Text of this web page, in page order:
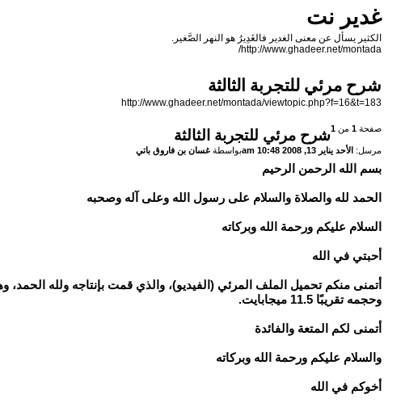
غدير نت
الكثير يسأل عن معنى الغدير فالغَدِيرُ هو النهر الصَّغير.
http://www.ghadeer.net/montada/
شرح مرئي للتجربة الثالثة
http://www.ghadeer.net/montada/viewtopic.php?f=16&t=183
صفحة1 من1شرح مرئي للتجربة الثالثة
مرسل:الأحد يناير 13, 2008 10:48 am بواسطةغسان بن فاروق باتي
بسم الله الرحمن الرحيم
الحمد لله والصلاة والسلام على رسول الله وعلى آله وصحبه
السلام عليكم ورحمة الله وبركاته
أحبتي في الله
أتمنى منكم تحميل الملف المرئي (الفيديو)، والذي قمت بإنتاجه ولله الحمد،
وحجمه تقريبًا 11.5 ميجابايت.
أتمنى لكم المتعة والفائدة
والسلام عليكم ورحمة الله وبركاته
أخوكم في الله